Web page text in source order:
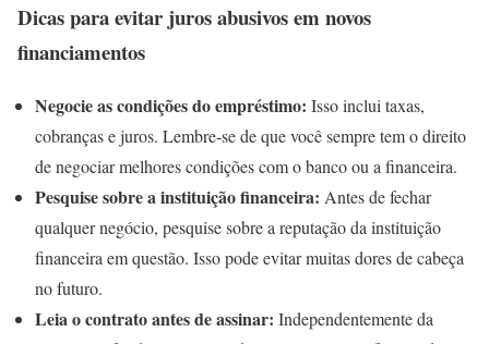
Dicas para evitar juros abusivos em novos
financiamentos
Negocie as condições do empréstimo: Isso inclui taxas,
cobranças e juros. Lembre-se de que você sempre tem o direito
de negociar melhores condições com o banco ou a financeira.
Pesquise sobre a instituição financeira: Antes de fechar
qualquer negócio, pesquise sobre a reputação da instituição
financeira em questão. Isso pode evitar muitas dores de cabeça
no futuro.
Leia o contrato antes de assinar: Independentemente da